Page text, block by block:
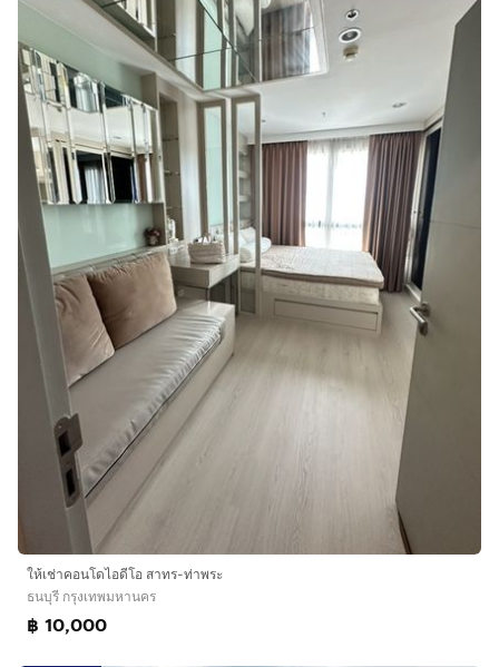
ให้เช่าคอนโดไอดีโอ สาทร-ท่าพระ
ธนบุรี กรุงเทพมหานคร
฿ 10,000